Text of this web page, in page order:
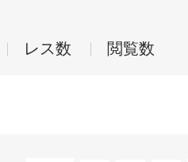
レス数 閲覧数